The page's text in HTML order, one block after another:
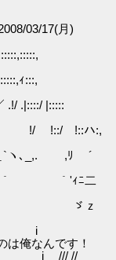
03/17(月)
:::,
|:::::
!::/ !::ハ:,
､_,. ,ﾘ ´
｀'ｨﾆ二
ｚ
i
俺なんです！
//